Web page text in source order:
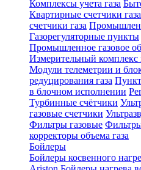
Комплексы учета газа
Квартирные счетчики газа
счетчики газа
Газорегуляторные пункты
Промышленное газовое
Измерительный комплекс
Модули телеметрии и
редуцирования газа
в блочном исполнении
Турбинные счётчики
газовые счетчики
Фильтры газовые
корректоры объема газа
Бойлеры
Бойлеры косвенного